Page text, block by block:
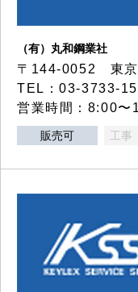
（有）丸和鋼業社
〒144-0052 東京
TEL：03-3733-
営業時間：8:00〜
販売可 工事